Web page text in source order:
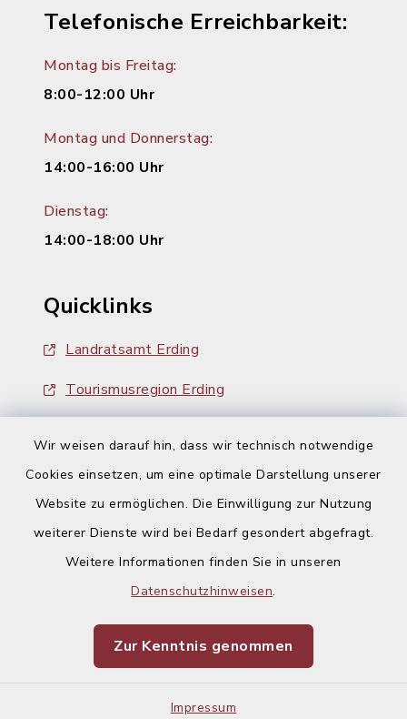
Wir weisen darauf hin, dass wir technisch notwendige
Cookies einsetzen, um eine optimale Darstellung unserer
Website zu ermöglichen. Die Einwilligung zur Nutzung
weiterer Dienste wird bei Bedarf gesondert abgefragt.
Weitere Informationen finden Sie in unseren
Datenschutzhinweisen.
Zur Kenntnis genommen
Impressum
Telefonische Erreichbarkeit:
Montag bis Freitag:
8:00-12:00 Uhr
Montag und Donnerstag:
14:00-16:00 Uhr
Dienstag:
14:00-18:00 Uhr
Quicklinks
Landratsamt Erding
Tourismusregion Erding
Kontakt
Datenschutz
Impressum